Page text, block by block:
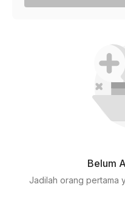
Belum
Jadilah orang pertama